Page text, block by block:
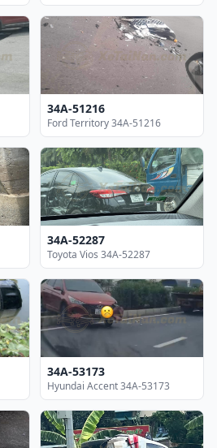
34A-51216
Ford Territory 34A-51216
34A-52287
Toyota Vios 34A-52287
34A-53173
Hyundai Accent 34A-53173